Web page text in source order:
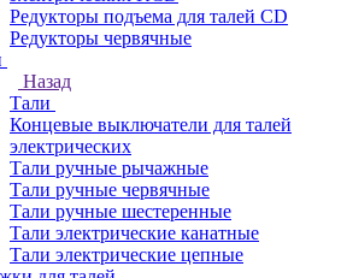
Редукторы подъема для талей CD
Редукторы червячные
Назад
Тали
Концевые выключатели для талей
электрических
Тали ручные рычажные
Тали ручные червячные
Тали ручные шестеренные
Тали электрические канатные
Тали электрические цепные